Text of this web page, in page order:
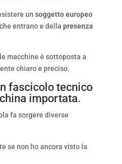
un soggetto europeo
entrano e della presenza
macchine è sottoposta a
chiaro e preciso.
fascicolo tecnico
importata.
fa sorgere diverse
se non ho ancora visto la